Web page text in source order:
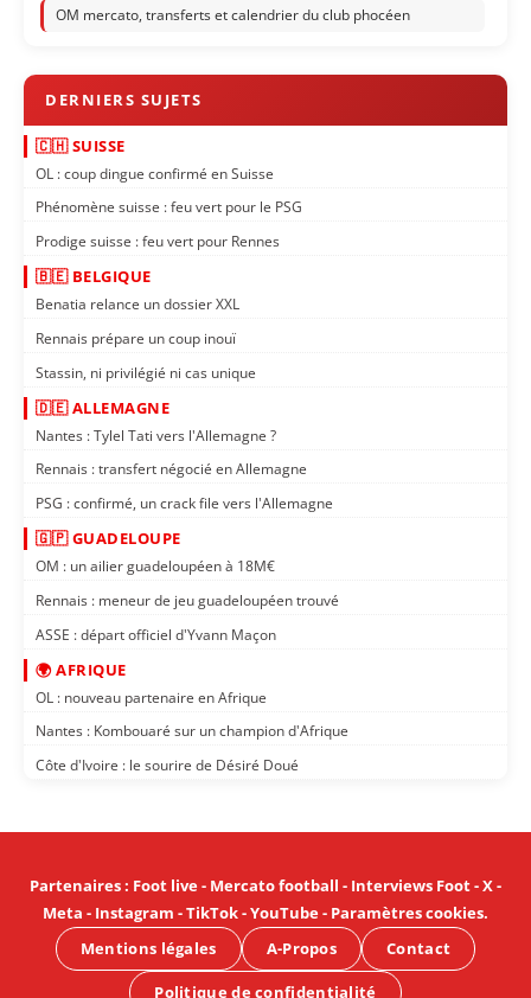
OM mercato, transferts et calendrier du club phocéen
🇨🇭 SUISSE
OL : coup dingue confirmé en Suisse
Phénomène suisse : feu vert pour le PSG
Prodige suisse : feu vert pour Rennes
🇧🇪 BELGIQUE
Benatia relance un dossier XXL
Rennais prépare un coup inouï
Stassin, ni privilégié ni cas unique
🇩🇪 ALLEMAGNE
Nantes : Tylel Tati vers l'Allemagne ?
Rennais : transfert négocié en Allemagne
PSG : confirmé, un crack file vers l'Allemagne
🇬🇵 GUADELOUPE
OM : un ailier guadeloupéen à 18M€
Rennais : meneur de jeu guadeloupéen trouvé
ASSE : départ officiel d'Yvann Maçon
🌍 AFRIQUE
OL : nouveau partenaire en Afrique
Nantes : Kombouaré sur un champion d'Afrique
Côte d'Ivoire : le sourire de Désiré Doué
Partenaires: Foot live- Mercato football - Interviews Foot-X-
Meta - Instagram -TikTok-YouTube- Paramètres cookies.
Mentions légales
A-Propos Contact
Politique de confidentialité